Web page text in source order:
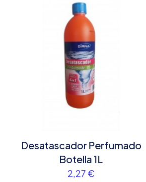
Desatascador Perfumado
Botella 1L
2,27 €